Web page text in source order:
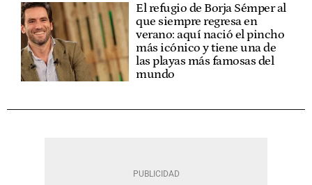
El refugio de Borja Sémper al
que siempre regresa en
verano: aquí nació el pincho
más icónico y tiene una de
las playas más famosas del
mundo